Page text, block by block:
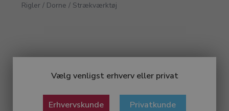
Vælg venligst erhverv eller privat
Erhvervskunde Privatkunde
Rigler / Dorne / Strækværktøj